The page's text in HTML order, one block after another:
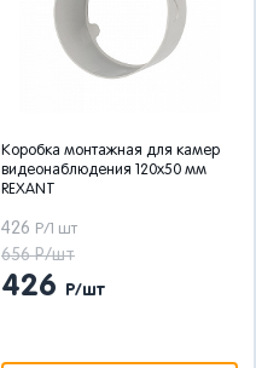
Коробка монтажная для камер
видеонаблюдения 120х50 мм
REXANT
426 Р/1 шт
656 Р/шт
426 Р/шт